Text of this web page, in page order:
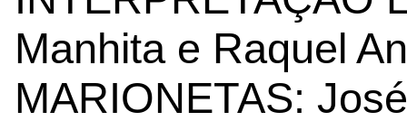
Manhita e Raquel
MARIONETAS: